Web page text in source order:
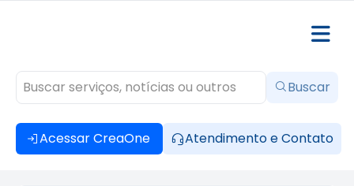
Acessar CreaOne Atendimento e Contato
Buscar